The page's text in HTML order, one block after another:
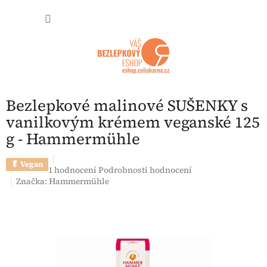
Bezlepkové malinové SUŠENKY s
vanilkovým krémem veganské 125
g - Hammermühle
🥬 Vegan Průměrné hodnocení produktu je 5,0 z 5 hvězdiček.
1 hodnocení Podrobnosti hodnocení
Značka:Hammermühle